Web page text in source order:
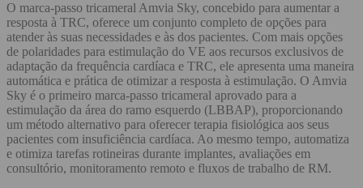
O marca-passo tricameral Amvia Sky, concebido para aumentar a
resposta à TRC, oferece um conjunto completo de opções para
atender às suas necessidades e às dos pacientes. Com mais opções
de polaridades para estimulação do VE aos recursos exclusivos de
adaptação da frequência cardíaca e TRC, ele apresenta uma maneira
automática e prática de otimizar a resposta à estimulação. O Amvia
Sky é o primeiro marca-passo tricameral aprovado para a
estimulação da área do ramo esquerdo (LBBAP), proporcionando
um método alternativo para oferecer terapia fisiológica aos seus
pacientes com insuficiência cardíaca. Ao mesmo tempo, automatiza
e otimiza tarefas rotineiras durante implantes, avaliações em
consultório, monitoramento remoto e fluxos de trabalho de RM.